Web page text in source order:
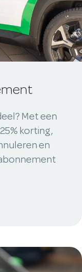
Met een
korting,
en